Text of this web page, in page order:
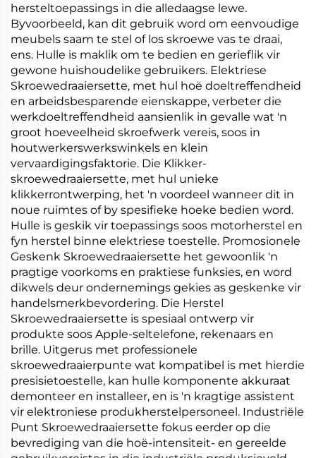
hersteltoepassings in die alledaagse lewe.
Byvoorbeeld, kan dit gebruik word om eenvoudige
meubels saam te stel of los skroewe vas te draai,
ens. Hulle is maklik om te bedien en gerieflik vir
gewone huishoudelike gebruikers. Elektriese
Skroewedraaiersette, met hul hoë doeltreffendheid
en arbeidsbesparende eienskappe, verbeter die
werkdoeltreffendheid aansienlik in gevalle wat 'n
groot hoeveelheid skroefwerk vereis, soos in
houtwerkerswerkswinkels en klein
vervaardigingsfaktorie. Die Klikker-
skroewedraaiersette, met hul unieke
klikkerrontwerping, het 'n voordeel wanneer dit in
noue ruimtes of by spesifieke hoeke bedien word.
Hulle is geskik vir toepassings soos motorherstel en
fyn herstel binne elektriese toestelle. Promosionele
Geskenk Skroewedraaiersette het gewoonlik 'n
pragtige voorkoms en praktiese funksies, en word
dikwels deur ondernemings gekies as geskenke vir
handelsmerkbevordering. Die Herstel
Skroewedraaiersette is spesiaal ontwerp vir
produkte soos Apple-seltelefone, rekenaars en
brille. Uitgerus met professionele
skroewedraaierpunte wat kompatibel is met hierdie
presisietoestelle, kan hulle komponente akkuraat
demonteer en installeer, en is 'n kragtige assistent
vir elektroniese produkherstelpersoneel. Industriële
Punt Skroewedraaiersette fokus eerder op die
bevrediging van die hoë-intensiteit- en gereelde